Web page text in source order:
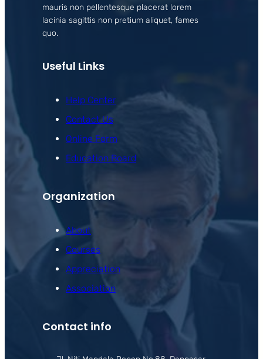
mauris non pellentesque placerat lorem
lacinia sagittis non pretium aliquet, fames
quo.
Useful Links
Help Center
Contact Us
Online Form
Education Board
Organization
About
Courses
Appreciation
Association
Contact info